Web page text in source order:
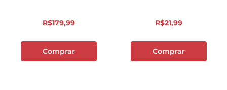
R$179,99
Comprar
R$21,99
Comprar